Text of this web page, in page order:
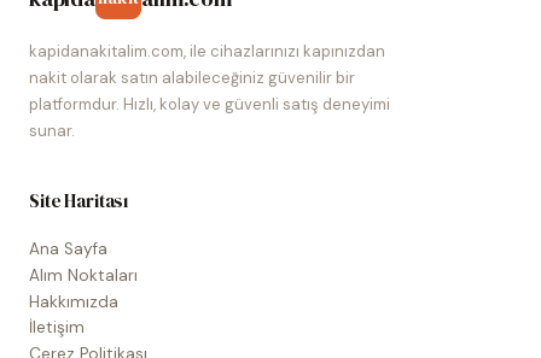
kapidanakitalim.com, ile cihazlarınızı kapınızdan
nakit olarak satın alabileceğiniz güvenilir bir
platformdur. Hızlı, kolay ve güvenli satış deneyimi
sunar.
Site Haritası
Ana Sayfa
Alım Noktaları
Hakkımızda
İletişim
Çerez Politikası